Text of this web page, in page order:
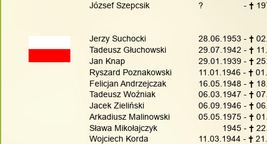
József Szepcsik
Jerzy Suchocki
Tadeusz Głuchowski
Jan Knap
Ryszard Poznakowski
Felicjan Andrzejczak
Tadeusz Woźniak
Jacek Zieliński
Arkadiusz Malinowski
Sława Mikołajczyk
Wojciech Korda
?                 - †
28.06.1953 - †
29.07.1942 - †
29.01.1939 - †
11.01.1946 - †
16.05.1948 - †
06.03.1947 - †
06.09.1946 - †
05.05.1975 - †
          1945 -
†
11.03.1944 - †